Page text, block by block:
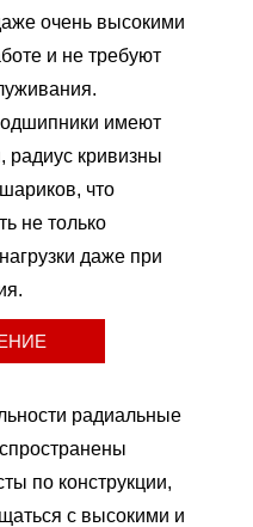
очень высокими
и не требуют
имеют
радиус кривизны
что
не только
даже при
радиальные
по конструкции,
с высокими и